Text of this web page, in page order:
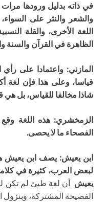
في ذاته بدليل ورودها
والشعر والنثر على
اللغة الأخرى، والقلة
الظاهرة في القرآن والسنة
المازني: واعتمادا على
قياسا، وعلى هذا فإن لغة
شاذا مخالفا للقياس، بل
الزمخشري: هذه اللغة وقع
الفصحاء ما لا يحصى.
ابن يعيش: يصف ابن يعيش
لبعض العرب، كثيرة في
يعيش أن لغة طيئ لم تكن
الفصيحة المشتركة، وبنزول